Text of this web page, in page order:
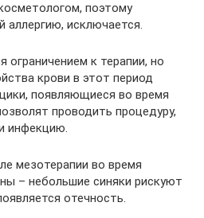
поэтому
исключается.
ограничением к терапии, но
крови в этот период
появляющиеся во время
проводить процедуру,
инфекцию.
мезотерапии во время
– небольшие синяки рискуют
отечность.